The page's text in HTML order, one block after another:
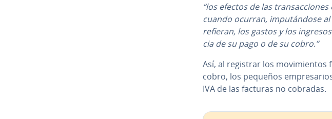
“los efectos de las
cuando ocurran, im­pu­tá­n­do­se
refieran, los gastos y los
cia de su pago o de su cobro.”
Así, al registrar los
cobro, los pequeños
IVA de las facturas no cobradas.